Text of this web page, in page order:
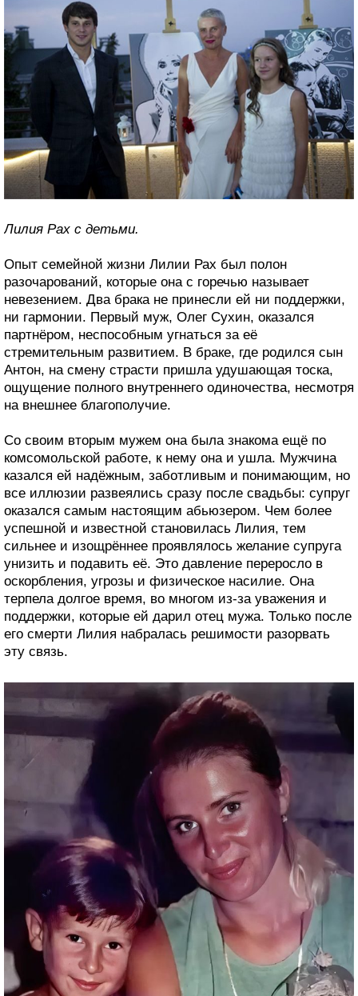
Лилия Рах с детьми.
Опыт семейной жизни Лилии Рах был полон
разочарований, которые она с горечью называет
невезением. Два брака не принесли ей ни поддержки,
ни гармонии. Первый муж, Олег Сухин, оказался
партнёром, неспособным угнаться за её
стремительным развитием. В браке, где родился сын
Антон, на смену страсти пришла удушающая тоска,
ощущение полного внутреннего одиночества, несмотря
на внешнее благополучие.
Со своим вторым мужем она была знакома ещё по
комсомольской работе, к нему она и ушла. Мужчина
казался ей надёжным, заботливым и понимающим, но
все иллюзии развеялись сразу после свадьбы: супруг
оказался самым настоящим абьюзером. Чем более
успешной и известной становилась Лилия, тем
сильнее и изощрённее проявлялось желание супруга
унизить и подавить её. Это давление переросло в
оскорбления, угрозы и физическое насилие. Она
терпела долгое время, во многом из-за уважения и
поддержки, которые ей дарил отец мужа. Только после
его смерти Лилия набралась решимости разорвать
эту связь.